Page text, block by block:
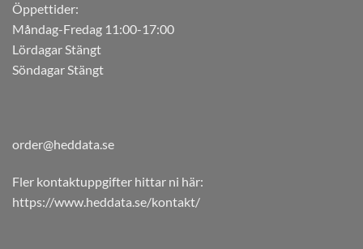
Öppettider:
Måndag-Fredag 11:00-17:00
Lördagar Stängt
Söndagar Stängt
order@heddata.se
Fler kontaktuppgifter hittar ni här:
https://www.heddata.se/kontakt/